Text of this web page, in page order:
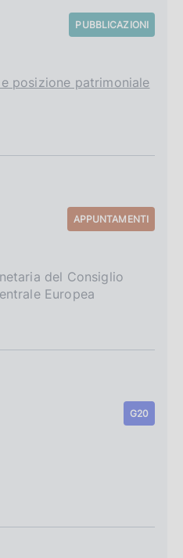
PUBBLICAZIONI
posizione patrimoniale
APPUNTAMENTI
del Consiglio
Europea
G20